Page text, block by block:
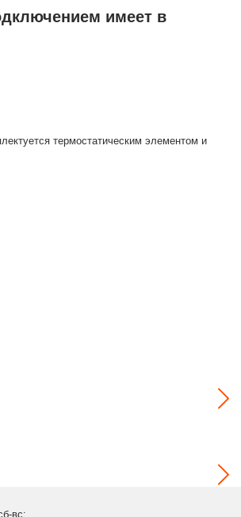
имеет в
термостатическим элементом и
вс: